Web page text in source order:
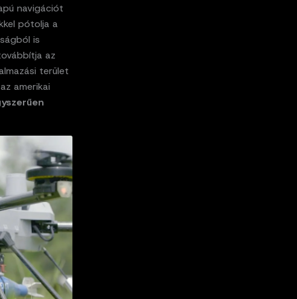
navigációt
pótolja a
is
az
terület
amerikai